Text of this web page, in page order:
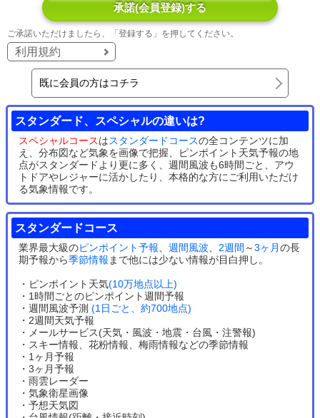
承諾(会員登録)する
ご承諾いただけましたら、「登録する」を押してください。
利用規約
既に会員の方はコチラ
スタンダード、スペシャルの違いは?
スペシャルコースはスタンダードコースの全コンテンツに加
え、分布図など気象を画像で把握、ピンポイント天気予報の地
点がスタンダードより更に多く、週間風波も6時間ごと、アウ
トドアやレジャーに活かしたり、本格的な方にご利用いただけ
る気象情報です。
スタンダードコース
業界最大級のピンポイント予報 週間風波 2週間 ～3ヶ月の長
期予報から季節情報 まで他には少ない情報が目白押し。
・ピンポイント天気(10万地点以上)
・1時間ごとのピンポイント週間予報
・週間風波予測 (1日ごと、約700地点)
・2週間天気予報
・メールサービス(天気・風波・地震・台風・注警報)
・スキー情報、花粉情報、梅雨情報などの季節情報
・1ヶ月予報
・3ヶ月予報
・雨雲レーダー
・気象衛星画像
・予想天気図